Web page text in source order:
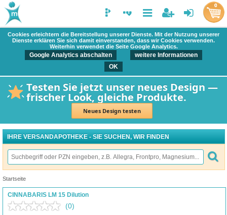
Cookies erleichtern die Bereitstellung unserer Dienste. Mit der Nutzung unserer
Dienste erklären Sie sich damit einverstanden, dass wir Cookies verwenden.
Weiterhin verwendet die Seite Google Analytics.
Google Analytics abschalten
weitere Informationen
OK
Testen Sie jetzt unser neues Design —
frischer Look, gleiche Produkte.
Neues Design testen
0
IHRE VERSANDAPOTHEKE - SIE SUCHEN, WIR FINDEN
Startseite
CINNABARIS LM 15 Dilution
(0)